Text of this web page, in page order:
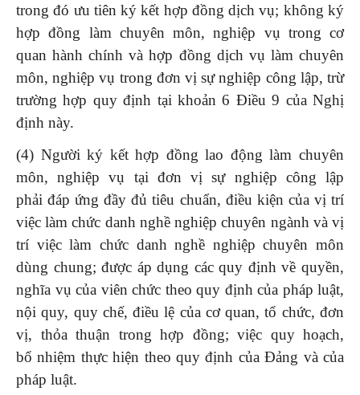
trong đó ưu tiên ký kết hợp đồng dịch vụ; không ký
hợp đồng làm chuyên môn, nghiệp vụ trong cơ
quan hành chính và hợp đồng dịch vụ làm chuyên
môn, nghiệp vụ trong đơn vị sự nghiệp công lập, trừ
trường hợp quy định tại khoản 6 Điều 9 của Nghị
định này.
(4) Người ký kết hợp đồng lao động làm chuyên
môn, nghiệp vụ tại đơn vị sự nghiệp công lập
phải đáp ứng đầy đủ tiêu chuẩn, điều kiện của vị trí
việc làm chức danh nghề nghiệp chuyên ngành và vị
trí việc làm chức danh nghề nghiệp chuyên môn
dùng chung; được áp dụng các quy định về quyền,
nghĩa vụ của viên chức theo quy định của pháp luật,
nội quy, quy chế, điều lệ của cơ quan, tổ chức, đơn
vị, thỏa thuận trong hợp đồng; việc quy hoạch,
bổ nhiệm thực hiện theo quy định của Đảng và của
pháp luật.